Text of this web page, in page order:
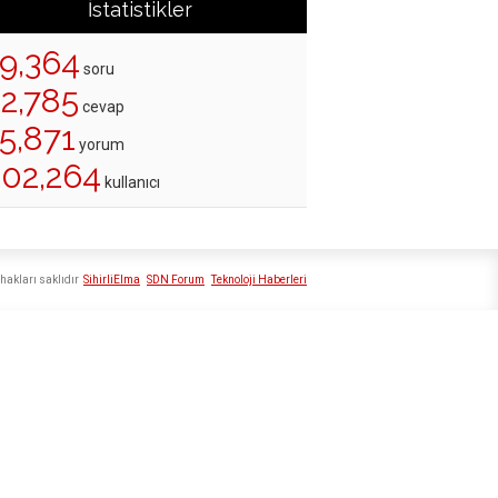
İstatistikler
soru
cevap
yorum
kullanıcı
SihirliElma SDN Forum Teknoloji Haberleri
saklıdır